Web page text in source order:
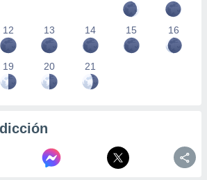
12 13 14 15 16
19 20 21